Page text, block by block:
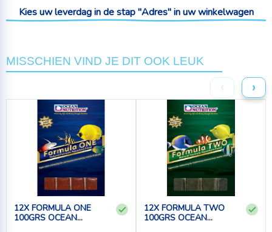
Kies uw leverdag in de stap "Adres" in uw winkelwagen
MISSCHIEN VIND JE DIT OOK LEUK
‹ ›
12X FORMULA ONE
100GRS OCEAN
12X FORMULA TWO
100GRS OCEAN